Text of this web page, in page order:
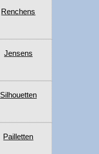
Renchens
Jensens
Silhouetten
Pailletten